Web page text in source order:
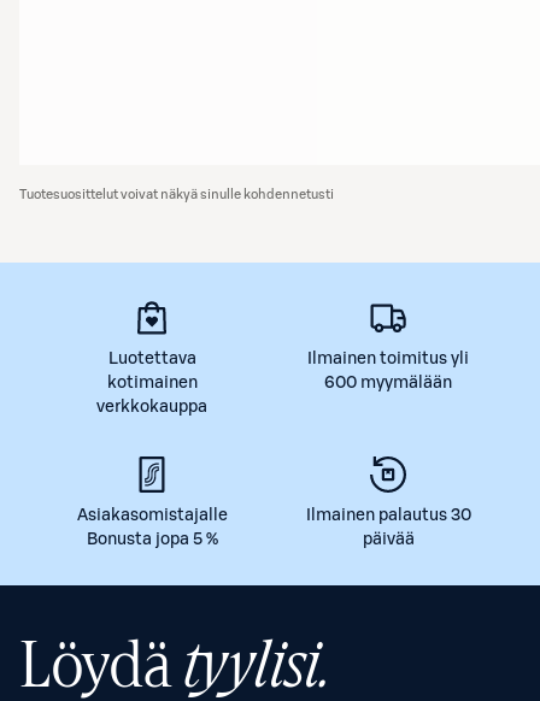
Tuotesuosittelut voivat näkyä sinulle kohdennetusti
Luotettava
kotimainen
verkkokauppa
Ilmainen toimitus yli
600 myymälään
Asiakasomistajalle
Bonusta jopa 5 %
Ilmainen palautus 30
päivää
Löydätyylisi.